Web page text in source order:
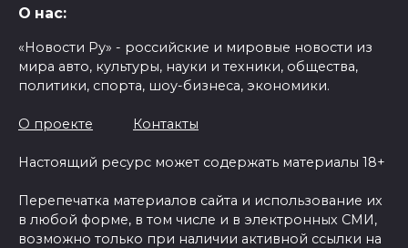
О нас:
«Новости Ру» - российские и мировые новости из
мира авто, культуры, науки и техники, общества,
политики, спорта, шоу-бизнеса, экономики.
О проекте Контакты
Настоящий ресурс может содержать материалы 18+
Перепечатка материалов сайта и использование их
в любой форме, в том числе и в электронных СМИ,
возможно только при наличии активной ссылки на